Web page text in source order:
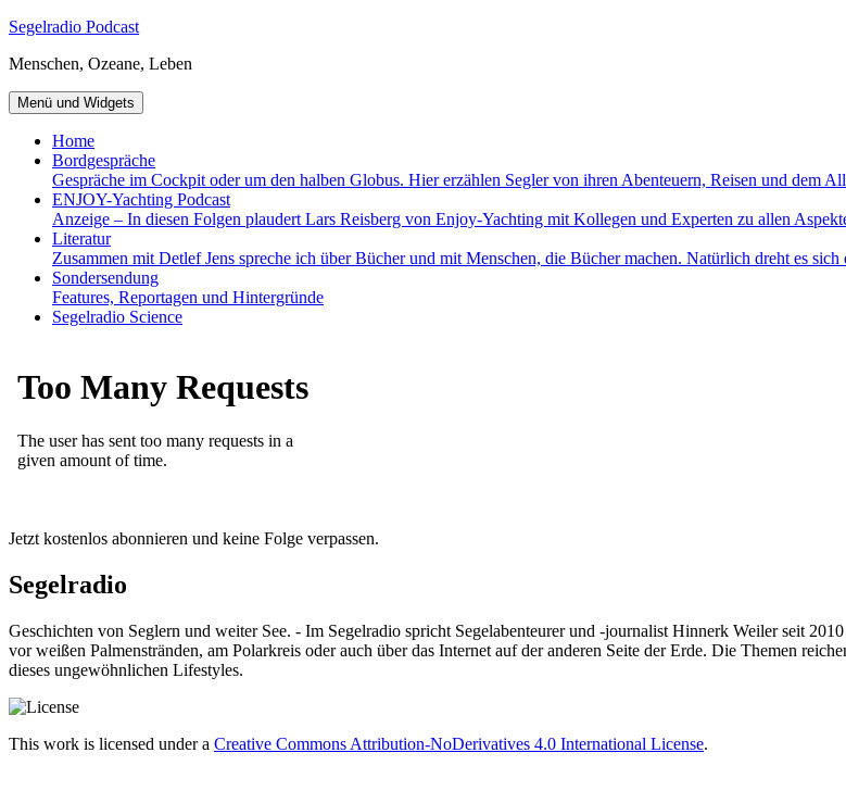
Zum
springen
Segelradio Podcast
Menschen, Ozeane, Leben
Menü und Widgets
Home
Bordgespräche
Gespräche im Cockpit oder um den halben Globus. Hier erzählen Segler von ihren Abenteuern, Reisen und dem
ENJOY-Yachting Podcast
Anzeige – In diesen Folgen plaudert Lars Reisberg von Enjoy-Yachting mit Kollegen und Experten zu allen
Literatur
Zusammen mit Detlef Jens spreche ich über Bücher und mit Menschen, die Bücher machen. Natürlich dreht es
Sondersendung
Features, Reportagen und Hintergründe
Segelradio Science
Jetzt kostenlos abonnieren und keine Folge verpassen.
Segelradio
Geschichten von Seglern und weiter See. - Im Segelradio spricht Segelabenteurer und -journalist Hinnerk Weiler seit
vor weißen Palmenstränden, am Polarkreis oder auch über das Internet auf der anderen Seite der Erde. Die Themen
dieses ungewöhnlichen Lifestyles.
This work is licensed under a Creative Commons Attribution-NoDerivatives 4.0 International License.